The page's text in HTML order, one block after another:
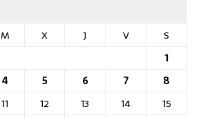
M X J V
S
1
4 5 6 7
8
11 12 13 14
15